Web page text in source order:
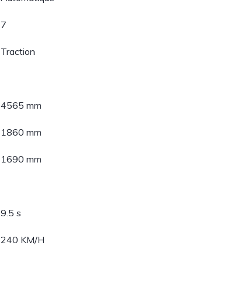
7
Traction
4565 mm
1860 mm
1690 mm
9.5 s
240 KM/H